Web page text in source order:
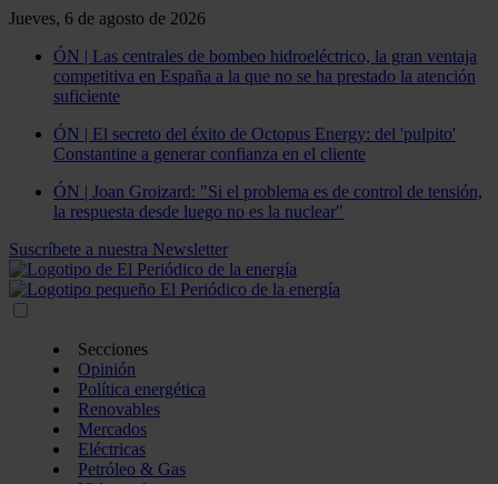
Jueves, 6 de agosto de 2026
ÓN | Las centrales de bombeo hidroeléctrico, la gran ventaja
competitiva en España a la que no se ha prestado la atención
suficiente
ÓN | El secreto del éxito de Octopus Energy: del 'pulpito'
Constantine a generar confianza en el cliente
ÓN | Joan Groizard: "Si el problema es de control de tensión,
la respuesta desde luego no es la nuclear"
Suscríbete a nuestra Newsletter
Secciones
Opinión
Política energética
Renovables
Mercados
Eléctricas
Petróleo & Gas